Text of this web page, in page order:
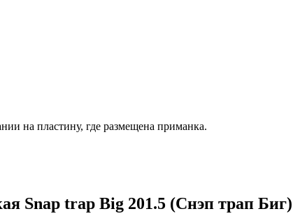
на пластину, где размещена приманка.
Snap trap Big 201.5 (Снэп трап Биг)